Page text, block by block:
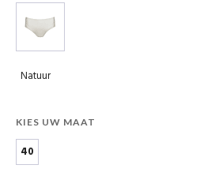
Natuur
KIES UW MAAT
40